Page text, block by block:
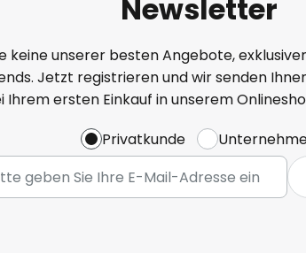
Newsletter
keine unserer besten Angebote,
Jetzt registrieren und wir senden
Ihrem ersten Einkauf in unserem
Privatkunde